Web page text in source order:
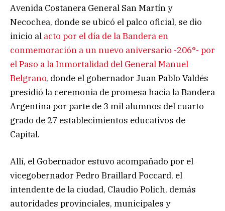
Avenida Costanera General San Martín y
Necochea, donde se ubicó el palco oficial, se dio
inicio al acto por el día de la Bandera en
conmemoración a un nuevo aniversario -206°- por
el Paso a la Inmortalidad del General Manuel
Belgrano, donde el gobernador Juan Pablo Valdés
presidió la ceremonia de promesa hacia la Bandera
Argentina por parte de 3 mil alumnos del cuarto
grado de 27 establecimientos educativos de
Capital.
Allí, el Gobernador estuvo acompañado por el
vicegobernador Pedro Braillard Poccard, el
intendente de la ciudad, Claudio Polich, demás
autoridades provinciales, municipales y